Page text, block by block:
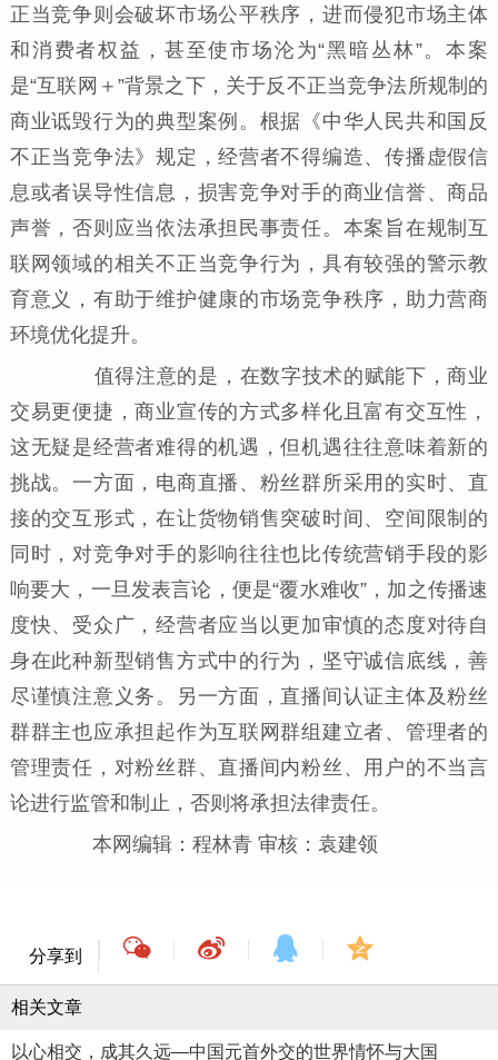
正当竞争则会破坏市场公平秩序，进而侵犯市场主体
和消费者权益，甚至使市场沦为“黑暗丛林”。本案
是“互联网＋”背景之下，关于反不正当竞争法所规制的
商业诋毁行为的典型案例。根据《中华人民共和国反
不正当竞争法》规定，经营者不得编造、传播虚假信
息或者误导性信息，损害竞争对手的商业信誉、商品
声誉，否则应当依法承担民事责任。本案旨在规制互
联网领域的相关不正当竞争行为，具有较强的警示教
育意义，有助于维护健康的市场竞争秩序，助力营商
环境优化提升。
值得注意的是，在数字技术的赋能下，商业
交易更便捷，商业宣传的方式多样化且富有交互性，
这无疑是经营者难得的机遇，但机遇往往意味着新的
挑战。一方面，电商直播、粉丝群所采用的实时、直
接的交互形式，在让货物销售突破时间、空间限制的
同时，对竞争对手的影响往往也比传统营销手段的影
响要大，一旦发表言论，便是“覆水难收”，加之传播速
度快、受众广，经营者应当以更加审慎的态度对待自
身在此种新型销售方式中的行为，坚守诚信底线，善
尽谨慎注意义务。另一方面，直播间认证主体及粉丝
群群主也应承担起作为互联网群组建立者、管理者的
管理责任，对粉丝群、直播间内粉丝、用户的不当言
论进行监管和制止，否则将承担法律责任。
本网编辑：程林青 审核：袁建领
分享到
相关文章
以心相交，成其久远—中国元首外交的世界情怀与大国